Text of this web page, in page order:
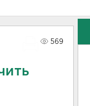
569